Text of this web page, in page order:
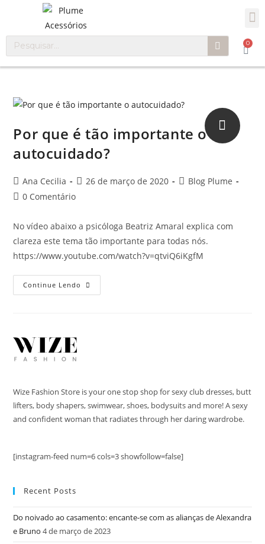
0
Por que é tão importante o
autocuidado?
Ana Cecilia 26 de março de 2020
Blog Plume
0 Comentário
No vídeo abaixo a psicóloga Beatriz Amaral explica com
clareza este tema tão importante para todas nós.
https://www.youtube.com/watch?v=qtviQ6iKgfM
Continue Lendo
Wize Fashion Store is your one stop shop for sexy club dresses, butt
lifters, body shapers, swimwear, shoes, bodysuits and more! A sexy
and confident woman that radiates through her daring wardrobe.
[instagram-feed num=6 cols=3 showfollow=false]
Recent Posts
Do noivado ao casamento: encante-se com as alianças de Alexandra
e Bruno 4 de março de 2023